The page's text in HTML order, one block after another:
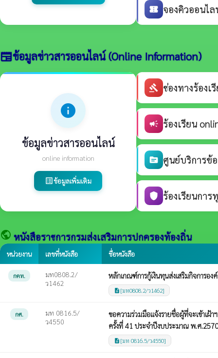
confirmation_number จองคิวออนไ
newspaperข้อมูลข่าวสารออนไลน์ (Online Information)
info
ข้อมูลข่าวสารออนไลน์
online information
list_altข้อมูลเพิ่มเติม
gavel ช่องทางร้อง
campaign ร้องเรียน
source ศูนย์บริการข้
shield ร้องเรียนกา
public หนังสือราชการกรมส่งเสริมการปกครองท้องถิ่น
หน่วยงาน เลขที่หนังสือ ชื่อหนังสือ
กคท.
มท0808.2/
ว1462
หลักเกณฑ์การกู้เงินทุนส่งเสริมกิจการอง
description [มท0808.2/ว1462]
กศ.
มท 0816.5/
ว4550
ขอความร่วมมือแจ้งรายชื่อผู้ที่จะเข้าเฝ้
ครั้งที่ 41 ประจำปีงบประมาณ พ.ศ.2570
description [มท 0816.5/ว4550]